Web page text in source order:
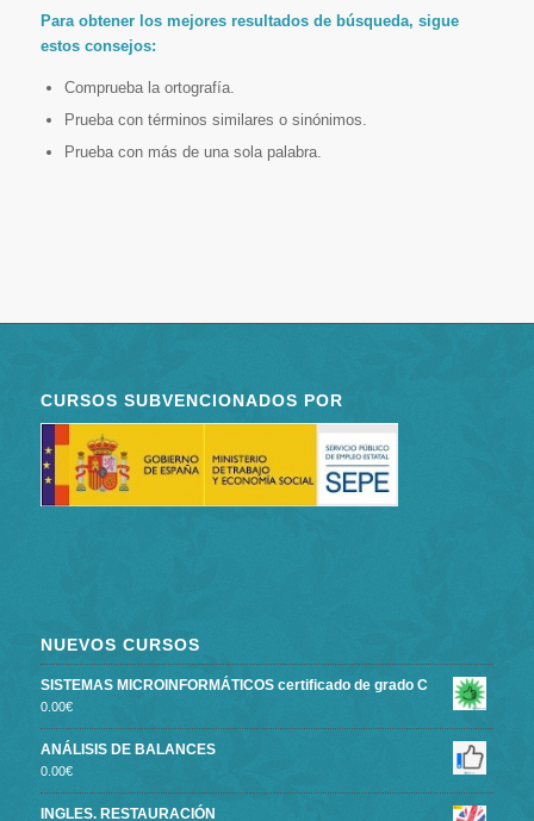
Para obtener los mejores resultados de búsqueda, sigue
estos consejos:
Comprueba la ortografía.
Prueba con términos similares o sinónimos.
Prueba con más de una sola palabra.
CURSOS SUBVENCIONADOS POR
NUEVOS CURSOS
SISTEMAS MICROINFORMÁTICOS certificado de grado C
0.00€
ANÁLISIS DE BALANCES
0.00€
INGLES. RESTAURACIÓN